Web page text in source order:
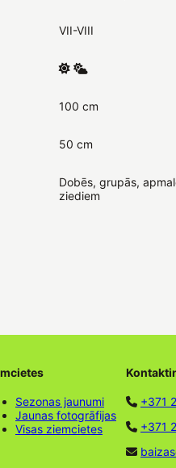
VII-VIII
100 cm
50 cm
Dobēs, grupās,
ziediem
Sezonas jaunumi
Jaunas fotogrāfijas
Visas ziemcietes
+371
+371